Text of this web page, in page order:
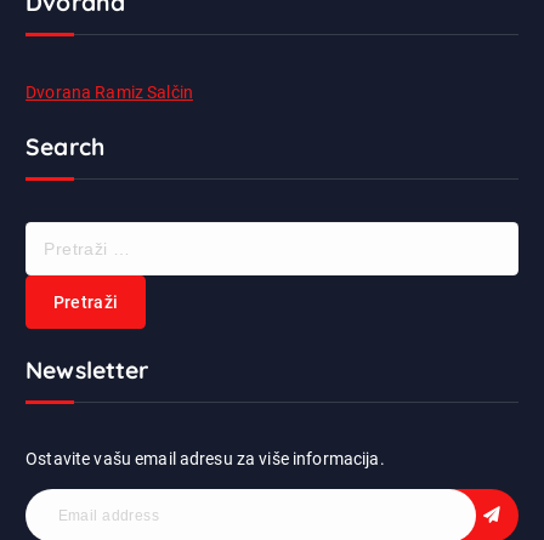
Dvorana Ramiz Salčin
Search
a
Newsletter
Ostavite vašu email adresu za više informacija.